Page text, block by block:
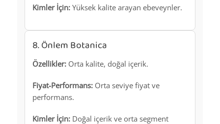
Kimler İçin: Yüksek kalite arayan ebeveynler.
8. Önlem Botanica
Özellikler: Orta kalite, doğal içerik.
Fiyat-Performans: Orta seviye fiyat ve
performans.
Kimler İçin: Doğal içerik ve orta segment